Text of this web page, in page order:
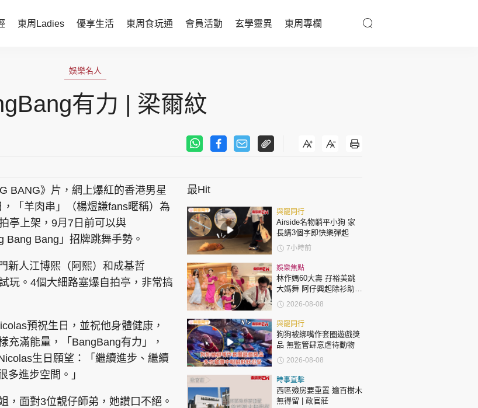
東周Ladies 優享生活 東周食玩通 會員活動 玄學靈異 東周專欄
東周Ladies
談情說性
時尚生活
與寵同行
玄學靈異
東勝運程
智富天下 李居明
神機妙算 李丞責
緣來有理 麥玲玲
娛樂名人
文化藝術
時政財經
健康生活
飲食旅遊
星島頭條 星島日報 頭條日報 星島環球 The Standard 親子王
娛樂名人
有力 | 梁爾紋
BANG》片，網上爆紅的香港男星
「羊肉串」（楊煜謙fans暱稱）為
亭上架，9月7日前可以與
Bang Bang」招牌跳舞手勢。
新人江博熙（阿熙）和成基哲
玩。4個大細路塞爆自拍亭，非常搞
預祝生日，並祝他身體健康，
充滿能量，「BangBang有力」，
生日願望：「繼續進步、繼續
多進步空間。」
，面對3位靚仔師弟，她讚口不絕。
最Hit
與寵同行
Airside名物躺平小狗 家
長講3個字即快樂彈起
7小時前
娛樂焦點
林作媽60大壽 孖裕美跳
大媽舞 阿仔興起除衫助慶
回應兩女交好有原因
2026-08-08
與寵同行
狗狗被綁嘴作套圈遊戲獎
品 無監管肆意虐待動物
2026-08-08
時事直擊
西區殮房要重置 逾百樹木
無得留 | 政官莊